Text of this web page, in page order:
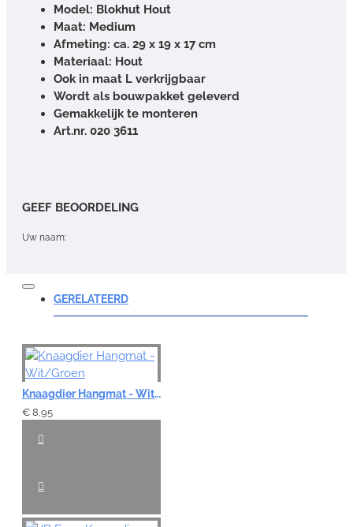
Model: Blokhut Hout
Maat: Medium
Afmeting: ca. 29 x 19 x 17 cm
Materiaal: Hout
Ook in maat L verkrijgbaar
Wordt als bouwpakket geleverd
Gemakkelijk te monteren
Art.nr. 020 3611
GEEF BEOORDELING
Uw naam:
Opmerking:
Note:HTML-code wordt niet vertaald!
Waardering:
GERELATEERD
Knaagdier Hangmat - Wit/Groen
€ 8,95